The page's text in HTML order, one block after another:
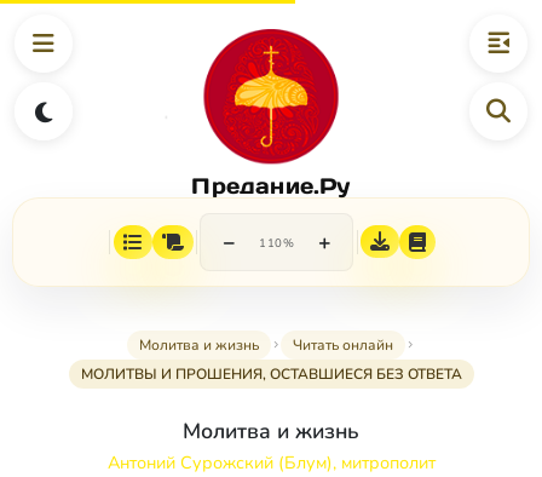
Предание.Ру
− 110% +
Молитва и жизнь
Читать онлайн
МОЛИТВЫ И ПРОШЕНИЯ, ОСТАВШИЕСЯ БЕЗ ОТВЕТА
Молитва и жизнь
Антоний Сурожский (Блум), митрополит